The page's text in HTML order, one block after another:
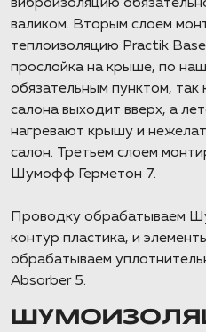
виброизоляцию
валиком. Вторым слоем
теплоизоляцию Practik
прослойка на крыше, по
обязательным пунктом, так
салона выходит вверх, а
нагревают крышу и
салон. Третьем слоем
Шумофф Герметон 7.
Проводку обрабатываем
контур пластика, и
обрабатываем
Absorber 5.